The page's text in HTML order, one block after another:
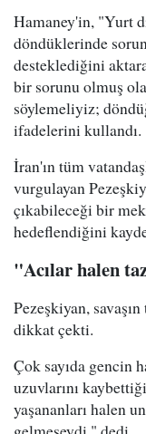
Hamaney'in, "Yurt
döndüklerinde
desteklediğini
bir sorunu olmuş
söylemeliyiz;
ifadelerini kullandı.
İran'ın tüm
vurgulayan
çıkabileceği bir
hedeflendiğini
"Acılar halen
Pezeşkiyan,
dikkat çekti.
Çok sayıda gencin
uzuvlarını
yaşananları halen